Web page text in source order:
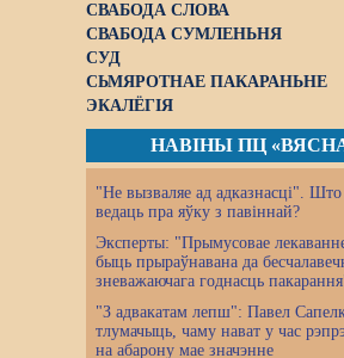
СВАБОДА СЛОВА
СВАБОДА СУМЛЕНЬНЯ
СУД
СЬМЯРОТНАЕ ПАКАРАНЬНЕ
ЭКАЛЁГІЯ
НАВІНЫ ПЦ
"Не вызваляе ад адказнасці". Што
ведаць пра яўку з павіннай?
Эксперты: "Прымусовае
быць прыраўнавана да
зневажаючага годнасць
"З адвакатам лепш": Павел
тлумачыць, чаму нават у час
на абарону мае значэнне